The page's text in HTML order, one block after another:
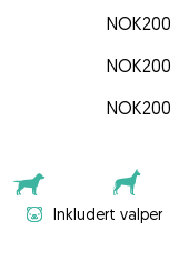
NOK200
NOK200
NOK200
Inkludert valper